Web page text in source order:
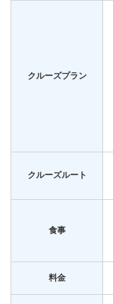
クルーズプラン
クルーズルート
食事
料金